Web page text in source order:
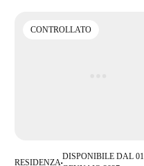
CONTROLLATO
RESIDENZA■
DISPONIBILE DAL 01